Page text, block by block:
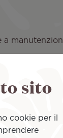
a
per
volo TN402
sabato 24
operati da
sito
cookie per il